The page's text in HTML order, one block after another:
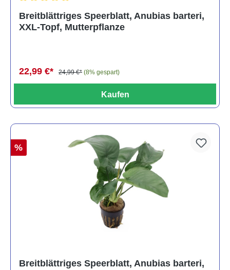
Breitblättriges Speerblatt, Anubias barteri,
XXL-Topf, Mutterpflanze
22,99 €* 24,99 €* (8% gespart)
Kaufen
%
Breitblättriges Speerblatt, Anubias barteri,